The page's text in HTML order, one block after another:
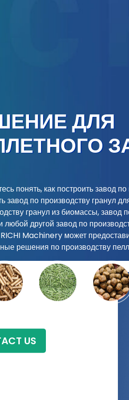
ДЛЯ
понять, как построить завод
завод по производству гранул
гранул из биомассы, завод
любой другой завод по
Machinery может
решения по производству
US